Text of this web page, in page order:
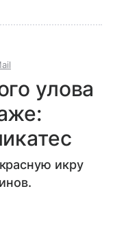
улова
икру